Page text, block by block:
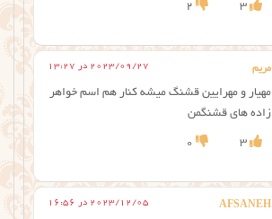
3
2
مریم 2023/09/27 در 13:27
مهیار و مهرایین قشنگ میشه کنار هم اسم خواهر
زاده های قشنگمن
3
0
AFSANEH 2023/12/05 در 16:56